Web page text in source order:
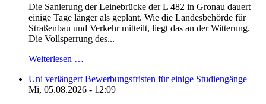
Die Sanierung der Leinebrücke der L 482 in Gronau dauert
einige Tage länger als geplant. Wie die Landesbehörde für
Straßenbau und Verkehr mitteilt, liegt das an der Witterung.
Die Vollsperrung des...
Weiterlesen …
Uni verlängert Bewerbungsfristen für einige Studiengänge
Mi, 05.08.2026 - 12:09